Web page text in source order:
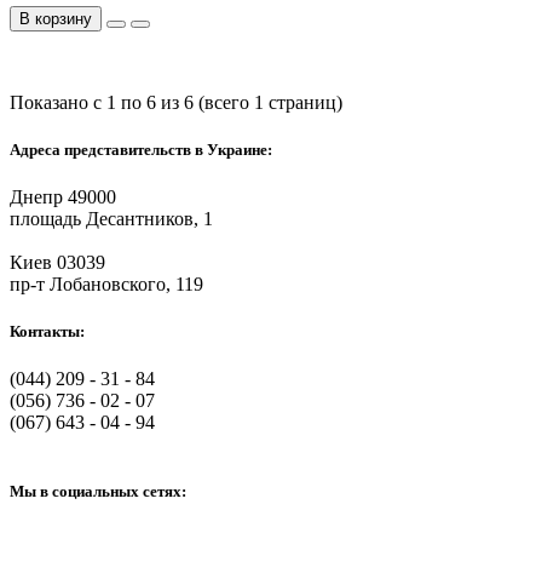
В корзину
Показано с 1 по 6 из 6 (всего 1 страниц)
Адреса представительств в Украине:
Днепр 49000
площадь Десантников, 1
Киев 03039
пр-т Лобановского, 119
Контакты:
(044) 209 - 31 - 84
(056) 736 - 02 - 07
(067) 643 - 04 - 94
Мы в социальных сетях: